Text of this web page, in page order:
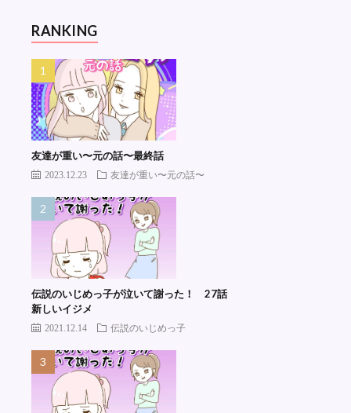
RANKING
友達が重い〜元の話〜最終話
2023.12.23 友達が重い〜元の話〜
伝説のいじめっ子が泣いて謝った！ 27話
新しいイジメ
2021.12.14 伝説のいじめっ子